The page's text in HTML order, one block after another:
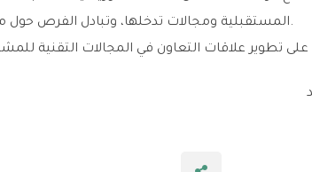
المستقبلية ومجالات تدخلها، وتبادل الفرص حول مجالات التعاون، والمشاريع التي تسعى لتنفيذها.
على تطوير علاقات التعاون في المجالات التقنية